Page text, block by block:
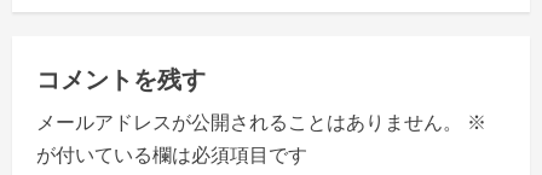
v
i
g
コメントを残す
メールアドレスが公開されることはありません。
※
が付いている欄は必須項目です